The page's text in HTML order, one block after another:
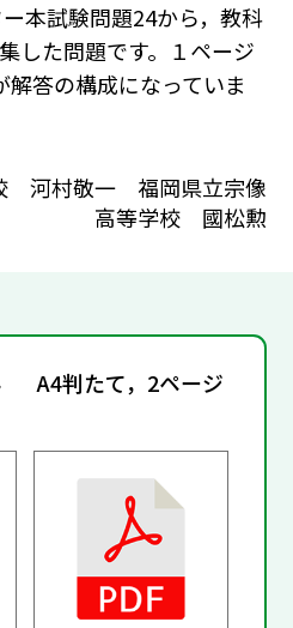
本試験問題24から，教科
した問題です。１ページ
答の構成になっていま
河村敬一 福岡県立宗像
高等学校 國松勲
A4判たて，2ページ